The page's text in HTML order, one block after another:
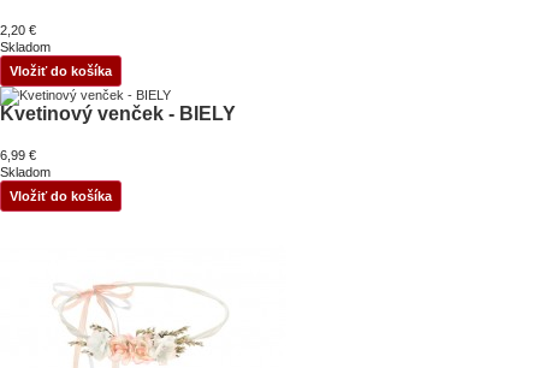
2,20 €
Skladom
Vložiť do košíka
Kvetinový venček - BIELY
6,99 €
Skladom
Vložiť do košíka